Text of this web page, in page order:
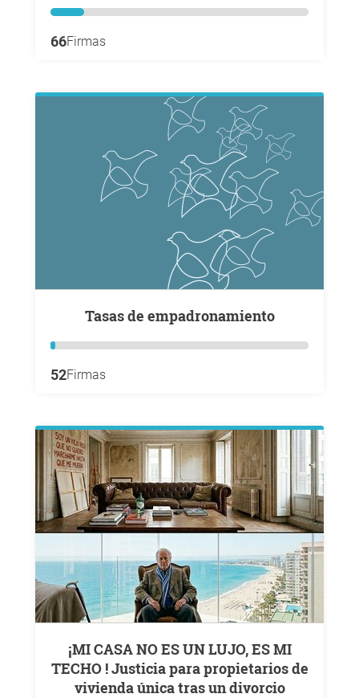
66Firmas
Tasas de empadronamiento
52Firmas
¡MI CASA NO ES UN LUJO, ES MI
TECHO ! Justicia para propietarios de
vivienda única tras un divorcio